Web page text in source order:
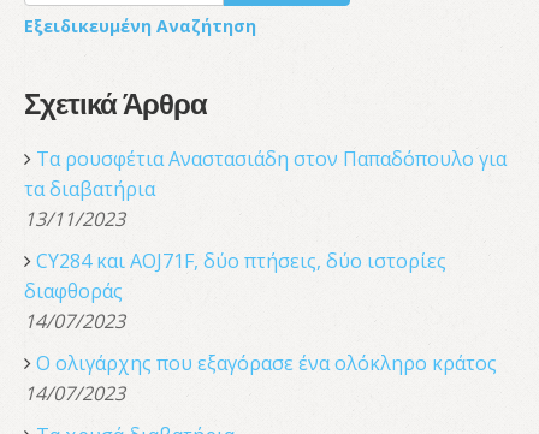
Εξειδικευμένη Αναζήτηση
Σχετικά Άρθρα
Τα ρουσφέτια Αναστασιάδη στον Παπαδόπουλο για
τα διαβατήρια
13/11/2023
CY284 και AOJ71F, δύο πτήσεις, δύο ιστορίες
διαφθοράς
14/07/2023
Ο ολιγάρχης που εξαγόρασε ένα ολόκληρο κράτος
14/07/2023